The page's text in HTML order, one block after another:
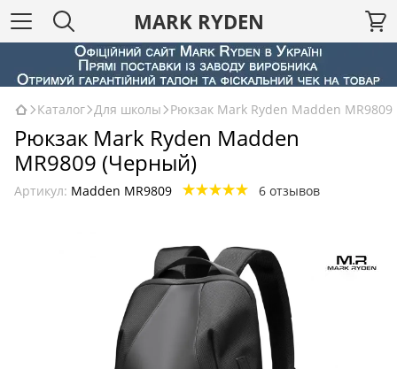
MARK RYDEN
Каталог Для школы Рюкзак Mark Ryden Madden MR9809
Рюкзак Mark Ryden Madden
MR9809 (Черный)
Артикул: Madden MR9809 6 отзывов